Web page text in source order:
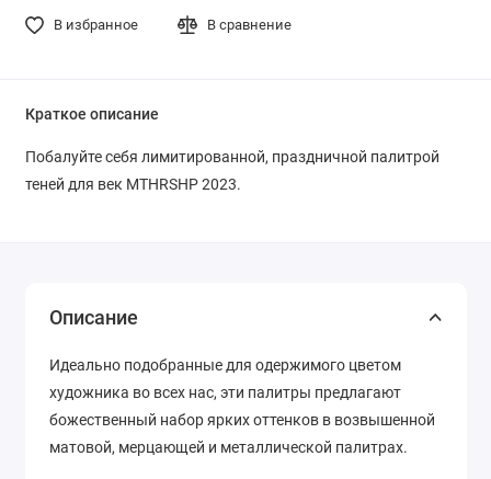
В избранное В сравнение
Краткое описание
Побалуйте себя лимитированной, праздничной палитрой
теней для век MTHRSHP 2023.
Описание
Идеально подобранные для одержимого цветом
художника во всех нас, эти палитры предлагают
божественный набор ярких оттенков в возвышенной
матовой, мерцающей и металлической палитрах.